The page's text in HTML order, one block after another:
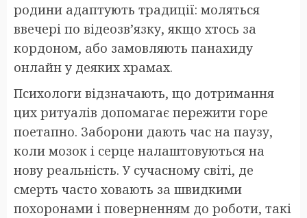
родини адаптують традиції: моляться
ввечері по відеозв’язку, якщо хтось за
кордоном, або замовляють панахиду
онлайн у деяких храмах.
Психологи відзначають, що дотримання
цих ритуалів допомагає пережити горе
поетапно. Заборони дають час на паузу,
коли мозок і серце налаштовуються на
нову реальність. У сучасному світі, де
смерть часто ховають за швидкими
похоронами і поверненням до роботи, такі